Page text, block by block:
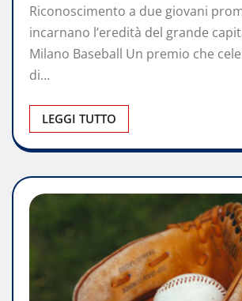
Riconoscimento a due giovani
incarnano l’eredità del grande
Milano Baseball Un premio che
di…
LEGGI TUTTO